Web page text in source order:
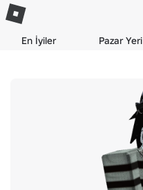
En İyiler Pazar Yeri